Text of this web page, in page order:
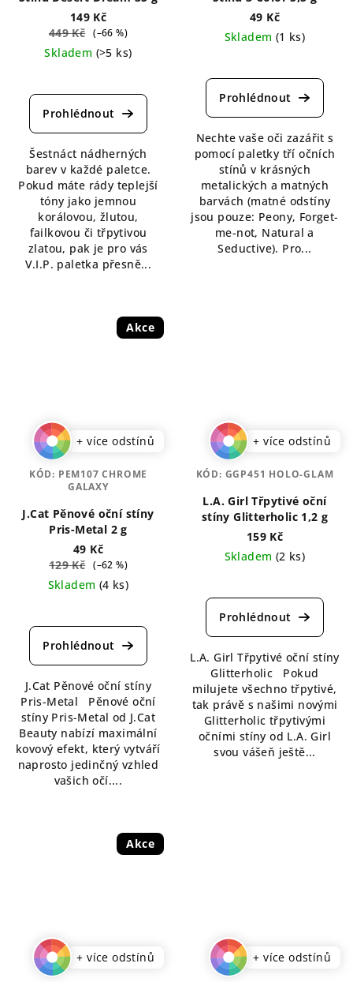
149 Kč
449 Kč (–66 %)
Skladem (>5 ks)
hodnocení
produktu
z
5
hvězdiček.
Šestnáct nádherných
barev v každé paletce.
Pokud máte rády teplejší
tóny jako jemnou
korálovou, žlutou,
failkovou či třpytivou
zlatou, pak je pro vás
V.I.P. paletka přesně...
49 Kč
Skladem (1 ks)
hodnocení
produktu
z
5
hvězdiček.
Nechte vaše oči zazářit s
pomocí paletky tří očních
stínů v krásných
metalických a matných
barvách (matné odstíny
jsou pouze: Peony, Forget-
me-not, Natural a
Seductive). Pro...
Akce
+ více odstínů
J.Cat Pěnové oční stíny
Pris-Metal 2 g
49 Kč
129 Kč (–62 %)
Skladem (4 ks)
hodnocení
produktu
z
5
hvězdiček.
J.Cat Pěnové oční stíny
Pris-Metal Pěnové oční
stíny Pris-Metal od J.Cat
Beauty nabízí maximální
kovový efekt, který vytváří
naprosto jedinčný vzhled
vašich očí....
KÓD: PEM107 CHROME
GALAXY
+ více odstínů
L.A. Girl Třpytivé oční
stíny Glitterholic 1,2 g
159 Kč
Skladem (2 ks)
hodnocení
produktu
z
5
hvězdiček.
L.A. Girl Třpytivé oční stíny
Glitterholic Pokud
milujete všechno třpytivé,
tak právě s našimi novými
Glitterholic třpytivými
očními stíny od L.A. Girl
svou vášeň ještě...
KÓD: GGP451 HOLO-GLAM
Akce
+ více odstínů + více odstínů